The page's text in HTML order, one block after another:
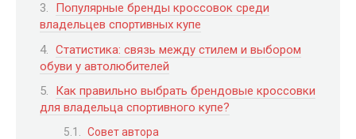
Популярные бренды кроссовок среди
владельцев спортивных купе
Статистика: связь между стилем и выбором
обуви у автолюбителей
Как правильно выбрать брендовые кроссовки
для владельца спортивного купе?
Совет автора